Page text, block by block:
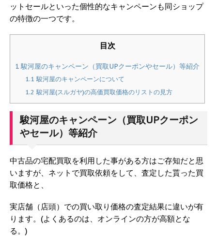
ットセールといった個性的なキャンペーンも同ショップ
の特徴の一つです。
目次
1 駿河屋のキャンペーン（買取UPクーポンやセール）等紹介
1.1 駿河屋のキャンペーンについて
1.2 駿河屋(スルガヤ)の高価買取価格のリストの見方
駿河屋のキャンペーン（買取UPクーポン
やセール）等紹介
中古品の宅配買取を利用した事がある方はご存知だと思
いますが、ネットで買取依頼をして、査定した貰った買
取価格と、
実店舗（店頭）での買い取り価格の査定結果に違いが有
ります。(よくあるのは、オンラインの方が高額とな
る。)